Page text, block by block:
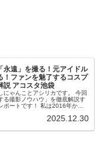
永遠」を撮る！元アイドル
！ファンを魅了するコスプ
説 アコスタ池袋
ゃんことアシリカです。 今回
る撮影ノウハウ」を徹底解説す
！ 私は2016年から
2025.12.30